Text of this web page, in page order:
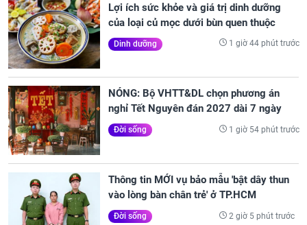
Lợi ích sức khỏe và giá trị dinh dưỡng
của loại củ mọc dưới bùn quen thuộc
Dinh dưỡng 1 giờ 44 phút trước
NÓNG: Bộ VHTT&DL chọn phương án
nghỉ Tết Nguyên đán 2027 dài 7 ngày
Đời sống 1 giờ 54 phút trước
Thông tin MỚI vụ bảo mẫu 'bật dây thun
vào lòng bàn chân trẻ' ở TP.HCM
Đời sống 2 giờ 5 phút trước